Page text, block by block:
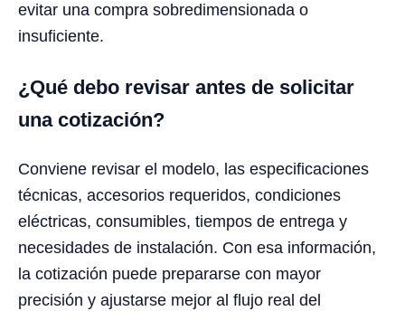
evitar una compra sobredimensionada o
insuficiente.
¿Qué debo revisar antes de solicitar
una cotización?
Conviene revisar el modelo, las especificaciones
técnicas, accesorios requeridos, condiciones
eléctricas, consumibles, tiempos de entrega y
necesidades de instalación. Con esa información,
la cotización puede prepararse con mayor
precisión y ajustarse mejor al flujo real del